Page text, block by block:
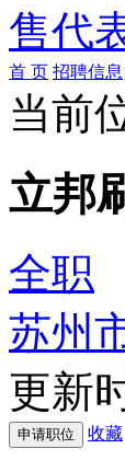
售代
首 页 招聘信息
当前
立邦
全职
苏州
更新
收藏